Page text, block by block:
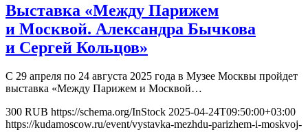
Выставка «Между Парижем
и Москвой. Александра Бычкова
и Сергей Кольцов»
С 29 апреля по 24 августа 2025 года в Музее Москвы пройдет
выставка «Между Парижем и Москвой…
300 RUB https://schema.org/InStock 2025-04-24T09:50:00+03:00
https://kudamoscow.ru/event/vystavka-mezhdu-parizhem-i-moskvoj-